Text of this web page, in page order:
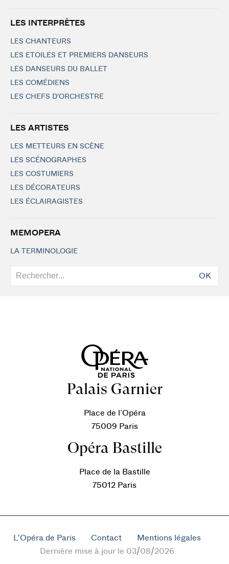
LES INTERPRÈTES
LES CHANTEURS
LES ETOILES ET PREMIERS DANSEURS
LES DANSEURS DU BALLET
LES COMÉDIENS
LES CHEFS D'ORCHESTRE
LES ARTISTES
LES METTEURS EN SCÈNE
LES SCÉNOGRAPHES
LES COSTUMIERS
LES DÉCORATEURS
LES ÉCLAIRAGISTES
MEMOPERA
LA TERMINOLOGIE
OK
Palais Garnier
Place de l’Opéra
75009 Paris
Opéra Bastille
Place de la Bastille
75012 Paris
L'Opéra de Paris Contact
Mentions légales
Dernière mise à jour le 03/08/2026